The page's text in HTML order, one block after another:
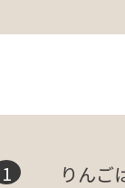
りんご